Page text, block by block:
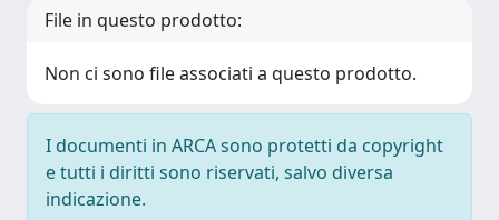
File in questo prodotto:
Non ci sono file associati a questo prodotto.
I documenti in ARCA sono protetti da copyright
e tutti i diritti sono riservati, salvo diversa
indicazione.